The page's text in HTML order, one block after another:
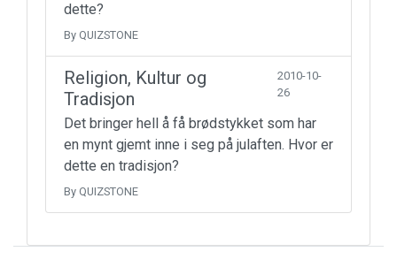
dette?
By QUIZSTONE
Religion, Kultur og
Tradisjon
2010-10-
26
Det bringer hell å få brødstykket som har
en mynt gjemt inne i seg på julaften. Hvor er
dette en tradisjon?
By QUIZSTONE